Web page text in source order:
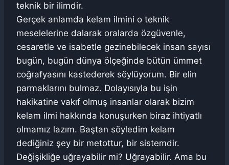
teknik bir ilimdir.
Gerçek anlamda kelam ilmini o teknik
meselelerine dalarak oralarda özgüvenle,
cesaretle ve isabetle gezinebilecek insan sayısı
bugün, bugün dünya ölçeğinde bütün ümmet
coğrafyasını kastederek söylüyorum. Bir elin
parmaklarını bulmaz. Dolayısıyla bu işin
hakikatine vakıf olmuş insanlar olarak bizim
kelam ilmi hakkında konuşurken biraz ihtiyatlı
olmamız lazım. Baştan söyledim kelam
dediğiniz şey bir metottur, bir sistemdir.
Değişikliğe uğrayabilir mi? Uğrayabilir. Ama bu